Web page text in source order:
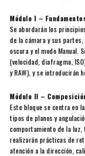
Módulo I –
Se abordarán los
de la cámara y sus
oscura y el modo Manual.
(velocidad, diafragma,
y RAW), y se introducirán
Módulo II –
Este bloque se centra en
tipos de planos y
comportamiento de la
realizarán prácticas de
atención a la dirección,